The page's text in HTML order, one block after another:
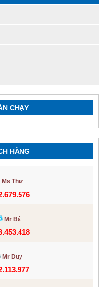
CHẠY
HÀNG
Ms Thư
Mr Bá
Mr Duy